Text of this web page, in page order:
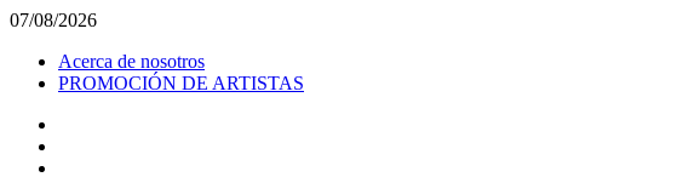
Saltar
contenido
07/08/2026
Acerca de nosotros
PROMOCIÓN DE ARTISTAS